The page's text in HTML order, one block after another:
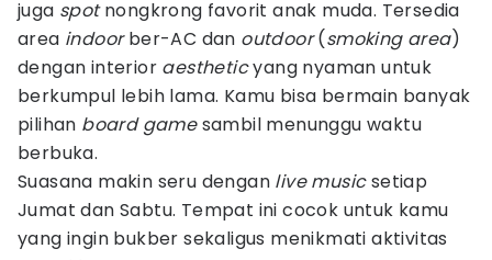
juga spotnongkrong favorit anak muda. Tersedia
area indoorber-AC dan outdoor(smoking area)
dengan interior aestheticyang nyaman untuk
berkumpul lebih lama. Kamu bisa bermain banyak
pilihan board gamesambil menunggu waktu
berbuka.
Suasana makin seru dengan live musicsetiap
Jumat dan Sabtu. Tempat ini cocok untuk kamu
yang ingin bukber sekaligus menikmati aktivitas